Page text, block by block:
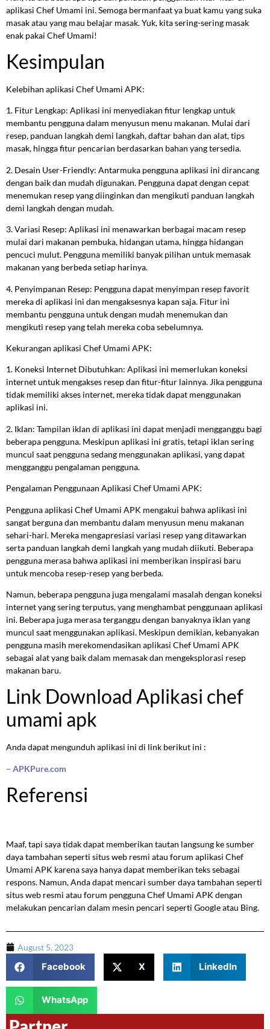
aplikasi Chef Umami ini. Semoga bermanfaat ya buat kamu yang suka
masak atau yang mau belajar masak. Yuk, kita sering-sering masak
enak pakai Chef Umami!
Kesimpulan
Kelebihan aplikasi Chef Umami APK:
1. Fitur Lengkap: Aplikasi ini menyediakan fitur lengkap untuk
membantu pengguna dalam menyusun menu makanan. Mulai dari
resep, panduan langkah demi langkah, daftar bahan dan alat, tips
masak, hingga fitur pencarian berdasarkan bahan yang tersedia.
2. Desain User-Friendly: Antarmuka pengguna aplikasi ini dirancang
dengan baik dan mudah digunakan. Pengguna dapat dengan cepat
menemukan resep yang diinginkan dan mengikuti panduan langkah
demi langkah dengan mudah.
3. Variasi Resep: Aplikasi ini menawarkan berbagai macam resep
mulai dari makanan pembuka, hidangan utama, hingga hidangan
pencuci mulut. Pengguna memiliki banyak pilihan untuk memasak
makanan yang berbeda setiap harinya.
4. Penyimpanan Resep: Pengguna dapat menyimpan resep favorit
mereka di aplikasi ini dan mengaksesnya kapan saja. Fitur ini
membantu pengguna untuk dengan mudah menemukan dan
mengikuti resep yang telah mereka coba sebelumnya.
Kekurangan aplikasi Chef Umami APK:
1. Koneksi Internet Dibutuhkan: Aplikasi ini memerlukan koneksi
internet untuk mengakses resep dan fitur-fitur lainnya. Jika pengguna
tidak memiliki akses internet, mereka tidak dapat menggunakan
aplikasi ini.
2. Iklan: Tampilan iklan di aplikasi ini dapat menjadi mengganggu bagi
beberapa pengguna. Meskipun aplikasi ini gratis, tetapi iklan sering
muncul saat pengguna sedang menggunakan aplikasi, yang dapat
mengganggu pengalaman pengguna.
Pengalaman Penggunaan Aplikasi Chef Umami APK:
Pengguna aplikasi Chef Umami APK mengakui bahwa aplikasi ini
sangat berguna dan membantu dalam menyusun menu makanan
sehari-hari. Mereka mengapresiasi variasi resep yang ditawarkan
serta panduan langkah demi langkah yang mudah diikuti. Beberapa
pengguna merasa bahwa aplikasi ini memberikan inspirasi baru
untuk mencoba resep-resep yang berbeda.
Namun, beberapa pengguna juga mengalami masalah dengan koneksi
internet yang sering terputus, yang menghambat penggunaan aplikasi
ini. Beberapa juga merasa terganggu dengan banyaknya iklan yang
muncul saat menggunakan aplikasi. Meskipun demikian, kebanyakan
pengguna masih merekomendasikan aplikasi Chef Umami APK
sebagai alat yang baik dalam memasak dan mengeksplorasi resep
makanan baru.
Link Download Aplikasi chef
umami apk
Anda dapat mengunduh aplikasi ini di link berikut ini :
– APKPure.com
Referensi
Maaf, tapi saya tidak dapat memberikan tautan langsung ke sumber
daya tambahan seperti situs web resmi atau forum aplikasi Chef
Umami APK karena saya hanya dapat memberikan teks sebagai
respons. Namun, Anda dapat mencari sumber daya tambahan seperti
situs web resmi atau forum pengguna Chef Umami APK dengan
melakukan pencarian dalam mesin pencari seperti Google atau Bing.
August 5, 2023
Facebook X LinkedIn
WhatsApp